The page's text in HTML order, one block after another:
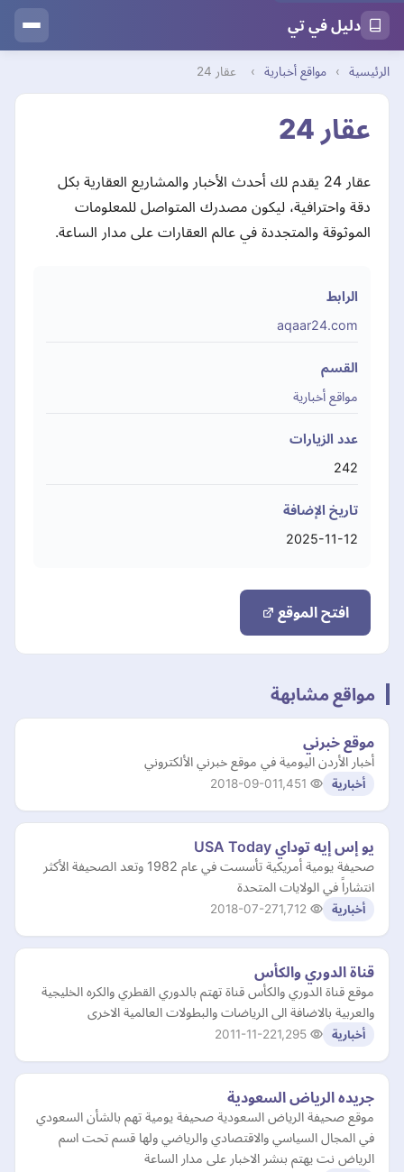
دليل في تي
الرئيسية › مواقع أخبارية › عقار 24
عقار 24
عقار 24 يقدم لك أحدث الأخبار والمشاريع العقارية بكل
دقة واحترافية، ليكون مصدرك المتواصل للمعلومات
الموثوقة والمتجددة في عالم العقارات على مدار الساعة.
الرابط
aqaar24.com
القسم
مواقع أخبارية
عدد الزيارات
242
تاريخ الإضافة
2025-11-12
افتح الموقع
مواقع مشابهة
موقع خبرني
أخبار الأردن اليومية في موقع خبرني الألكتروني
أخبارية 2018-09-01
يو إس إيه توداي USA Today
صحيفة يومية أمريكية تأسست في عام 1982 وتعد الصحيفة الأكثر
انتشاراً في الولايات المتحدة
أخبارية 2018-07-27
قناة الدوري والكأس
موقع قناة الدوري والكأس قناة تهتم بالدوري القطري والكره الخليجية
والعربية بالاضافة الى الرياضات والبطولات العالمية الاخرى
أخبارية 2011-11-22
جريده الرياض السعودية
موقع صحيفة الرياض السعودية صحيفة يومية تهم بالشأن السعودي
في المجال السياسي والاقتصادي والرياضي ولها قسم تحت اسم
الرياض نت يهتم بنشر الاخبار على مدار الساعة